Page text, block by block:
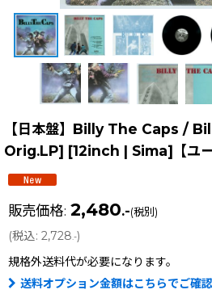
【日本盤】Billy The Caps /
Orig.LP] [12inch | Sima]【ユー
販売価格: 2,480.-(税別)
(税込: 2,728.-)
規格外送料代が必要になります。
送料オプション金額はこちらでご確認